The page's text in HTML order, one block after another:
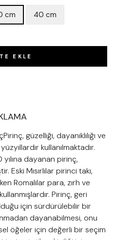
cm 40 cm
EKLE
güzelliği, dayanıklılığı ve
kullanılmaktadır.
yılına dayanan pirinç,
Mısırlılar pirinci takı,
Romalılar para, zırh ve
Pirinç, geri
için sürdürülebilir bir
dayanabilmesi, onu
öğeler için değerli bir seçim
estetik çekiciliği için